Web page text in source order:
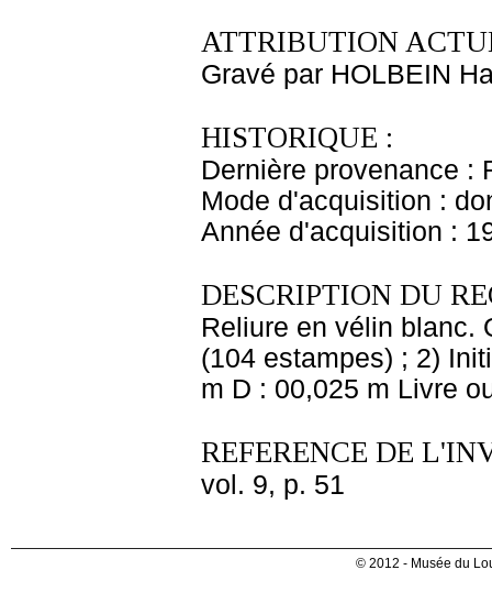
ATTRIBUTION
Gravé par HOLBEIN
HISTORIQUE :
Dernière provenance :
Mode d'acquisition :
Année d'acquisition :
DESCRIPTION DU
Reliure en vélin blanc.
(104 estampes) ; 2)
m D : 00,025 m Livre
REFERENCE DE
vol. 9, p. 51
© 2012 - Musée du